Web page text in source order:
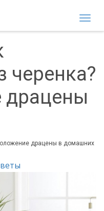
черенка?
драцены в домашних